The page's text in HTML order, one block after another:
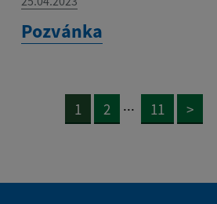
Pozvánka
1 2 ... 11 >